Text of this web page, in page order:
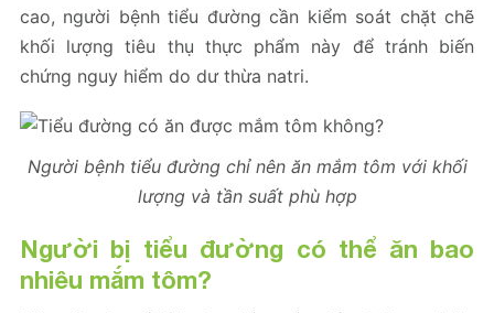
cao, người bệnh tiểu đường cần kiểm soát chặt chẽ
khối lượng tiêu thụ thực phẩm này để tránh biến
chứng nguy hiểm do dư thừa natri.
Người bệnh tiểu đường chỉ nên ăn mắm tôm với khối
lượng và tần suất phù hợp
Người bị tiểu đường có thể ăn bao
nhiêu mắm tôm?